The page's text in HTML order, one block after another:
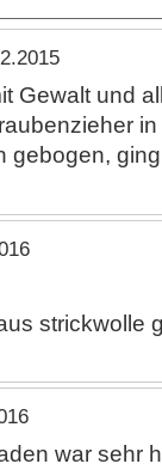
Gewalt und
gebogen,
strickwolle
war sehr